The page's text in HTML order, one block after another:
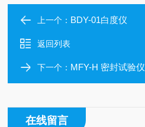
上一个： BDY-01白度仪
返回列表
下一个： MFY-H 密封试验仪
在线留言